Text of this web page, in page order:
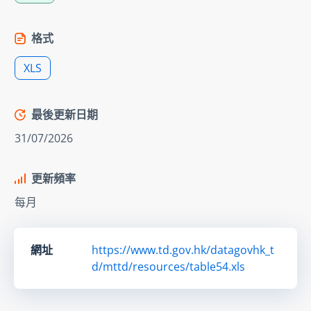
格式
XLS
最後更新日期
31/07/2026
更新頻率
每月
網址
https://www.td.gov.hk/datagovhk_t
d/mttd/resources/table54.xls